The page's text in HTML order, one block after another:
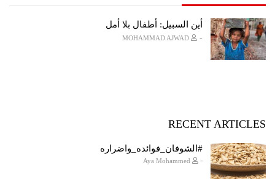
أين السبيل: أطفال بلا أمل
-
RECENT ARTICLES
#الشوفان_فوائده_واضراره
-